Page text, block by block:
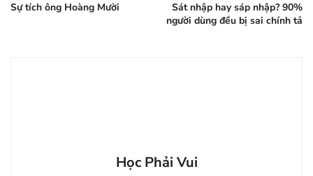
Sự tích ông Hoàng Mười
Sát nhập hay sáp nhập? 90%
người dùng đều bị sai chính tả
Học Phải Vui